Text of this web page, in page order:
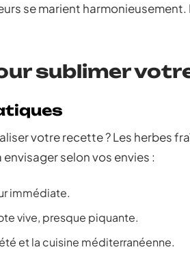
se marient
sublimer
votre recette ? Les herbes
selon vos envies :
immédiate.
vive, presque piquante.
et la cuisine méditerranéenne.